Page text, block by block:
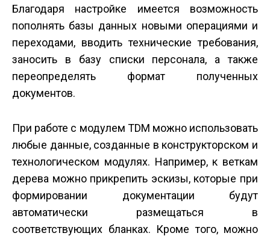
Благодаря настройке имеется возможность
пополнять базы данных новыми операциями и
переходами, вводить технические требования,
заносить в базу списки персонала, а также
переопределять формат полученных
документов.
При работе с модулем TDM можно использовать
любые данные, созданные в конструкторском и
технологическом модулях. Например, к веткам
дерева можно прикрепить эскизы, которые при
формировании документации будут
автоматически размещаться в
соответствующих бланках. Кроме того, можно